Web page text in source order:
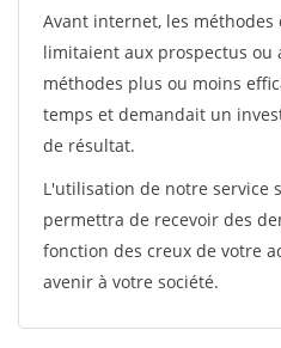
Avant internet, les méthodes
limitaient aux prospectus ou
méthodes plus ou moins
temps et demandait un
de résultat.
L'utilisation de notre service
permettra de recevoir des
fonction des creux de votre
avenir à votre société.